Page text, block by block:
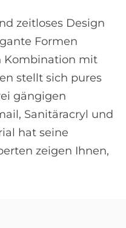
zeitloses Design
For­men
Kombi­nation mit
stellt sich pures
gängigen
Sanitäracryl und
hat seine
zeigen Ihnen,